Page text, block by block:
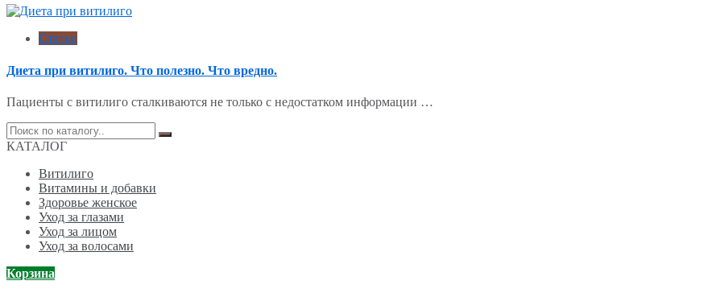
Статьи
Диета при витилиго. Что полезно. Что вредно.
Пациенты с витилиго сталкиваются не только с недостатком информации …
Поиск
по:
КАТАЛОГ
Витилиго
Витамины и добавки
Здоровье женское
Уход за глазами
Уход за лицом
Уход за волосами
Корзина